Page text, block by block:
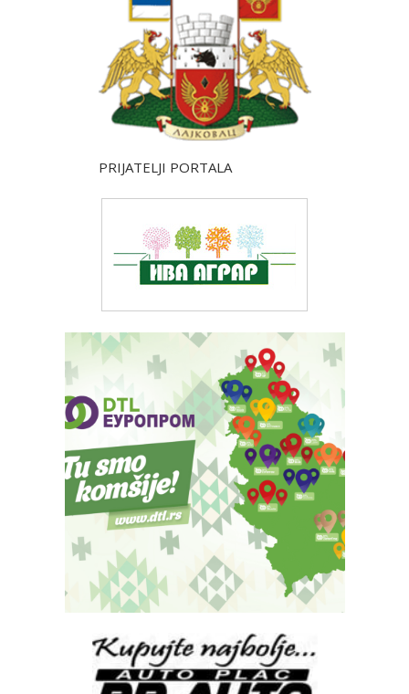
PRIJATELJI PORTALA